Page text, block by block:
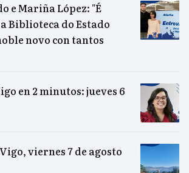
e Mariña López: "É
Biblioteca do Estado
novo con tantos
en 2 minutos: jueves 6
viernes 7 de agosto